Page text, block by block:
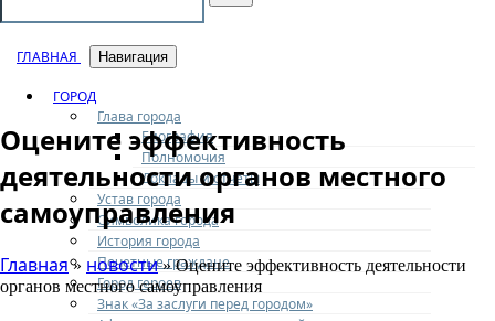
ГЛАВНАЯ Навигация
ГОРОД
Глава города
Биография
Полномочия
Доклады и отчеты
Устав города
Символика города
История города
Почетные граждане
Город героев
Знак «За заслуги перед городом»
Оцените эффективность
деятельности органов местного
самоуправления
Главная» новости» Оцените эффективность деятельности
органов местного самоуправления